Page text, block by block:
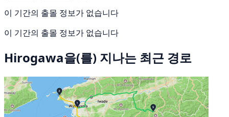
이 기간의 출몰 정보가 없습니다
이 기간의 출몰 정보가 없습니다
Hirogawa을(를) 지나는 최근 경로